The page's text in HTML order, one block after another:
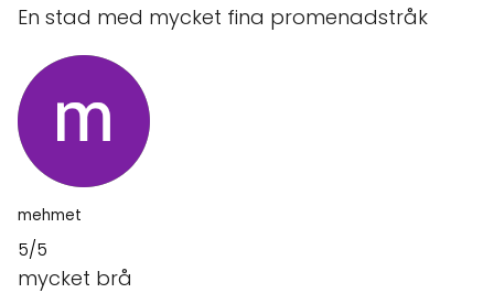
En stad med mycket fina promenadstråk
mehmet
5/5
mycket brå